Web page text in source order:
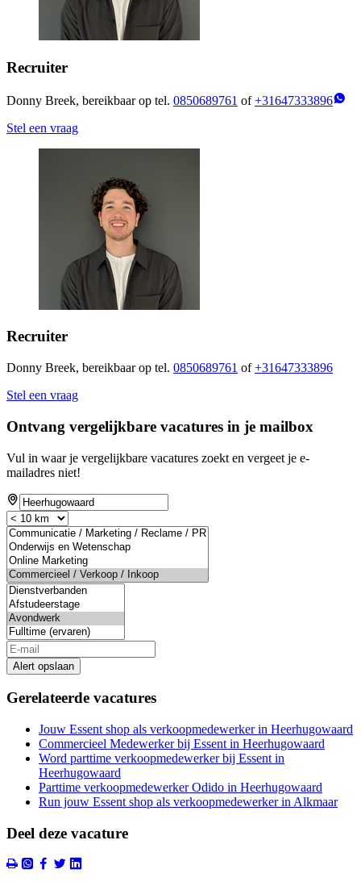
Recruiter
Donny Breek, bereikbaar op tel. 0850689761 of+31647333896
Stel een vraag
Recruiter
Donny Breek, bereikbaar op tel. 0850689761 of+31647333896
Stel een vraag
Ontvang vergelijkbare vacatures in je mailbox
Vul in waar je vergelijkbare vacatures zoekt en vergeet je e-
mailadres niet!
Alert opslaan
Gerelateerde vacatures
Jouw Essent shop als verkoopmedewerker in Heerhugowaard
Commercieel Medewerker bij Essent in Heerhugowaard
Word parttime verkoopmedewerker bij Essent in
Heerhugowaard
Parttime verkoopmedewerker Odido in Heerhugowaard
Run jouw Essent shop als verkoopmedewerker in Alkmaar
Deel deze vacature